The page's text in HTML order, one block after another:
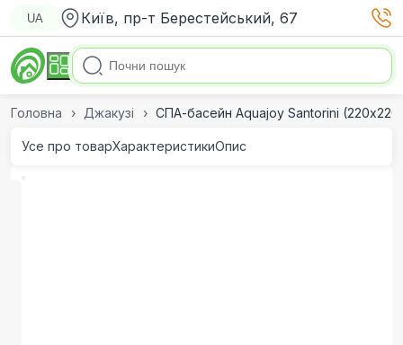
UA Київ, пр-т Берестейський, 67
Головна Джакузі СПА-басейн Aquajoy Santorini
Усе про товарХарактеристикиОпис